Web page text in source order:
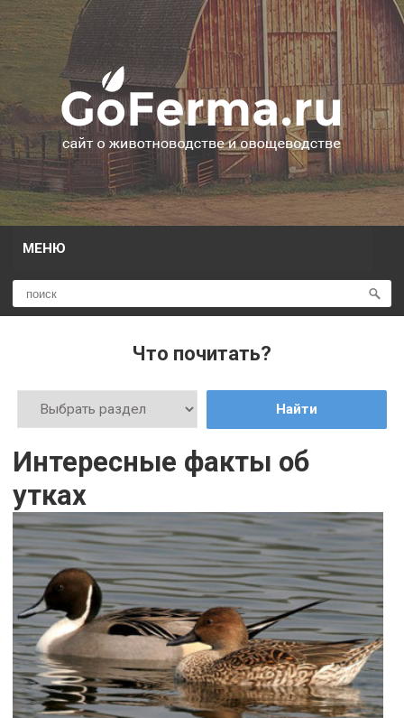
МЕНЮ
Что почитать?
Найти
Интересные факты об
утках